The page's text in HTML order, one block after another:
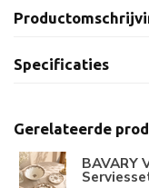
Specificaties
Gerelateerde
BAVARY